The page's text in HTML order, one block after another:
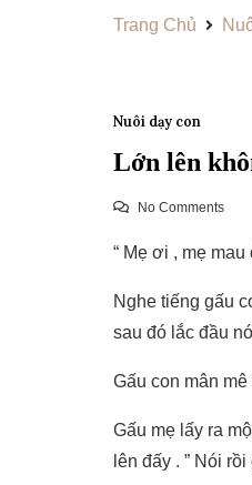
Trang Chủ
Nuôi dạy con
Lớn lên
No Comments
“ Mẹ ơi , mẹ
Nghe tiếng gấu
sau đó lắc đầu
Gấu con mân
Gấu mẹ lấy ra
lên đấy . ” Nói